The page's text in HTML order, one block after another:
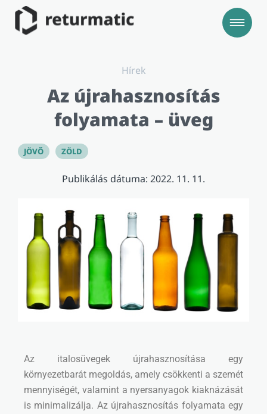
Hírek
Az újrahasznosítás
folyamata – üveg
JÖVŐ ZÖLD
Publikálás dátuma: 2022. 11. 11.
Az italosüvegek újrahasznosítása egy
környezetbarát megoldás, amely csökkenti a szemét
mennyiségét, valamint a nyersanyagok kiaknázását
is minimalizálja. Az újrahasznosítás folyamata egy